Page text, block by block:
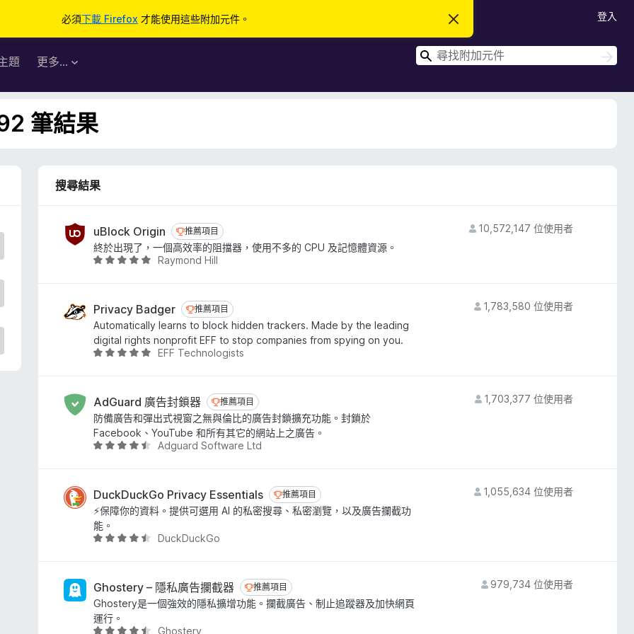
必須下載 Firefox 才能使用這些附加元件。
忽
此
通
知
題 更多…
登入
搜
搜
尋
筆結果
搜尋結果
uBlock Origin 推薦項目
推薦項目
終於出現了，一個高效率的阻擋器，使用不多的 CPU 及記憶體資源。
評
.
8
分
，
5
分
Raymond Hill
10,572,147 位使用者
Privacy Badger 推薦項目
推薦項目
Automatically learns to block hidden trackers. Made by the leading
digital rights nonprofit EFF to stop companies from spying on you.
評
8
分
，
5
分
EFF Technologists
1,783,580 位使用者
AdGuard 廣告封鎖器 推薦項目
推薦項目
防備廣告和彈出式視窗之無與倫比的廣告封鎖擴充功能。封鎖於
Facebook、YouTube 和所有其它的網站上之廣告。
評
.
6
分
，
5
分
Adguard Software Ltd
1,703,377 位使用者
DuckDuckGo Privacy Essentials 推薦項目
推薦項目
⚡保障你的資料。提供可選用 AI 的私密搜尋、私密瀏覽，以及廣告攔截功
能。
評
.
3
分
，
DuckDuckGo
1,055,634 位使用者
Ghostery – 隱私廣告攔截器 推薦項目
推薦項目
Ghostery是一個強效的隱私擴增功能。攔截廣告、制止追蹤器及加快網頁
運行。
Ghostery
979,734 位使用者